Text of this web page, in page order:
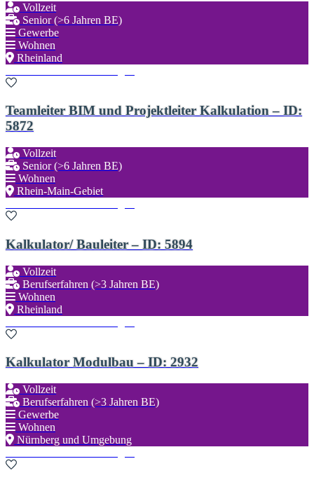
Vollzeit
Senior (>6 Jahren BE)
Gewerbe
Wohnen
Rheinland
Teamleiter BIM und Projektleiter Kalkulation – ID:
5872
Vollzeit
Senior (>6 Jahren BE)
Wohnen
Rhein-Main-Gebiet
Kalkulator/ Bauleiter – ID: 5894
Vollzeit
Berufserfahren (>3 Jahren BE)
Wohnen
Rheinland
Kalkulator Modulbau – ID: 2932
Vollzeit
Berufserfahren (>3 Jahren BE)
Gewerbe
Wohnen
Nürnberg und Umgebung